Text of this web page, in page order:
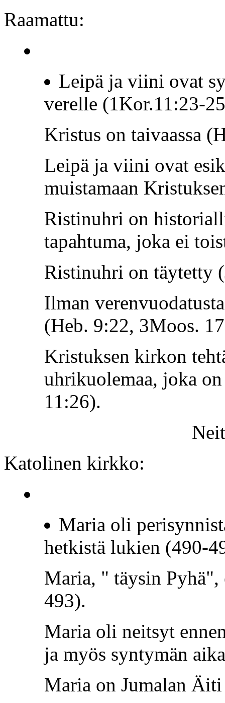
Raamattu:
Leipä ja viini ovat
verelle (1Kor.11:23-
Kristus on taivaassa
Leipä ja viini ovat
muistamaan
Ristinuhri on
tapahtuma, joka ei
Ristinuhri on täytetty
Ilman
(Heb. 9:22, 3Moos.
Kristuksen kirkon
uhrikuolemaa, joka
11:26).
Katolinen kirkko:
Maria oli
hetkistä lukien (490-
Maria, " täysin
493).
Maria oli neitsyt
ja myös syntymän
Maria on Jumalan